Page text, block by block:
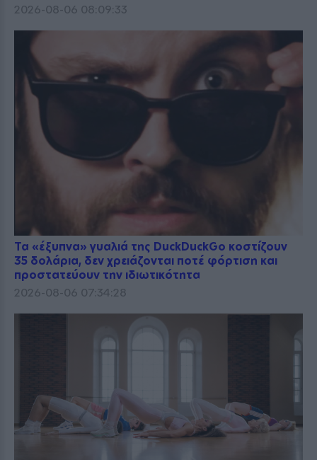
2026-08-06 08:09:33
Τα «έξυπνα» γυαλιά της DuckDuckGo κοστίζουν
35 δολάρια, δεν χρειάζονται ποτέ φόρτιση και
προστατεύουν την ιδιωτικότητα
2026-08-06 07:34:28